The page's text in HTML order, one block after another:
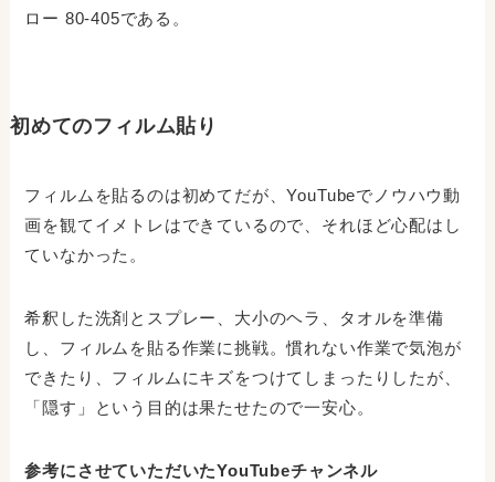
ロー 80-405である。
初めてのフィルム貼り
フィルムを貼るのは初めてだが、YouTubeでノウハウ動
画を観てイメトレはできているので、それほど心配はし
ていなかった。
希釈した洗剤とスプレー、大小のヘラ、タオルを準備
し、フィルムを貼る作業に挑戦。慣れない作業で気泡が
できたり、フィルムにキズをつけてしまったりしたが、
「隠す」という目的は果たせたので一安心。
参考にさせていただいたYouTubeチャンネル